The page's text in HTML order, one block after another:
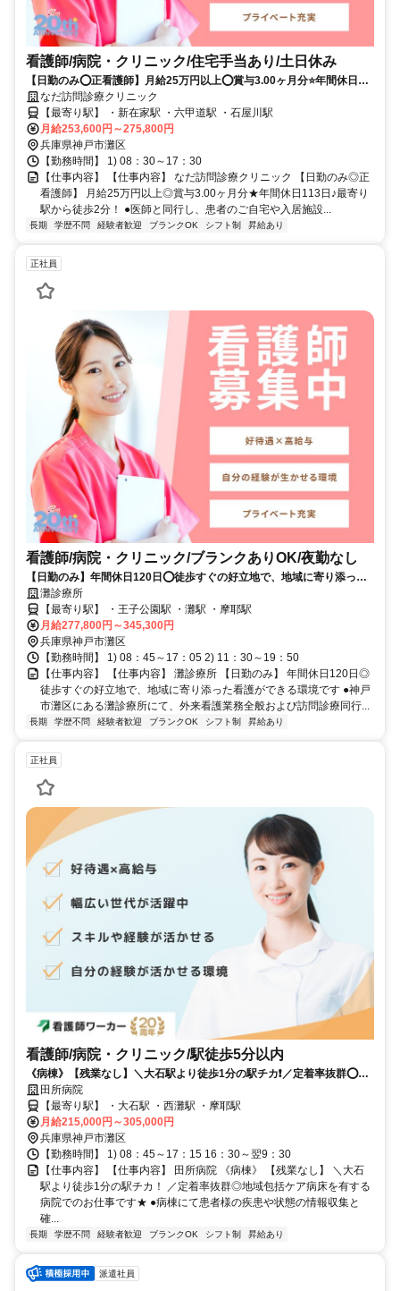
看護師/病院・クリニック/住宅手当あり/土日休み
【日勤のみ⭕正看護師】月給25万円以上⭕賞与3.00ヶ月分⭐年間休日
113日✨最寄り駅から徒歩2分❗️
なだ訪問診療クリニック
【最寄り駅】 ・新在家駅 ・六甲道駅 ・石屋川駅
月給253,600円～275,800円
兵庫県神戸市灘区
【勤務時間】 1) 08：30～17：30
【仕事内容】 【仕事内容】 なだ訪問診療クリニック 【日勤のみ◎正
看護師】 月給25万円以上◎賞与3.00ヶ月分★年間休日113日♪最寄り
駅から徒歩2分！ ●医師と同行し、患者のご自宅や入居施設...
長期 学歴不問 経験者歓迎 ブランクOK シフト制 昇給あり
正社員
看護師/病院・クリニック/ブランクありOK/夜勤なし
【日勤のみ】年間休日120日⭕徒歩すぐの好立地で、地域に寄り添った
看護ができる環境です
灘診療所
【最寄り駅】 ・王子公園駅 ・灘駅 ・摩耶駅
月給277,800円～345,300円
兵庫県神戸市灘区
【勤務時間】 1) 08：45～17：05 2) 11：30～19：50
【仕事内容】 【仕事内容】 灘診療所 【日勤のみ】 年間休日120日◎
徒歩すぐの好立地で、地域に寄り添った看護ができる環境です ●神戸
市灘区にある灘診療所にて、外来看護業務全般および訪問診療同行...
長期 学歴不問 経験者歓迎 ブランクOK シフト制 昇給あり
正社員
看護師/病院・クリニック/駅徒歩5分以内
《病棟》【残業なし】＼大石駅より徒歩1分の駅チカ❗️／定着率抜群⭕地
域包括ケア病床を有する病院でのお仕事です⭐
田所病院
【最寄り駅】 ・大石駅 ・西灘駅 ・摩耶駅
月給215,000円～305,000円
兵庫県神戸市灘区
【勤務時間】 1) 08：45～17：15 16：30～翌9：30
【仕事内容】 【仕事内容】 田所病院 《病棟》 【残業なし】 ＼大石
駅より徒歩1分の駅チカ！ ／定着率抜群◎地域包括ケア病床を有する
病院でのお仕事です★ ●病棟にて患者様の疾患や状態の情報収集と
確...
長期 学歴不問 経験者歓迎 ブランクOK シフト制 昇給あり
派遣社員